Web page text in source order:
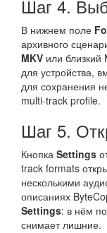
Шаг 4.
В нижнем поле
архивного
MKV или
для устройства,
для сохранения
multi-track profile.
Шаг 5.
Кнопка Settings
track formats
несколькими
описаниях
Settings: в нём
снимает лишние.